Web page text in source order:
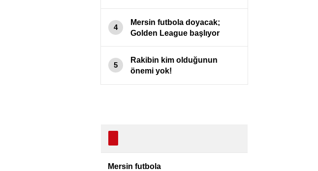
4
Mersin futbola doyacak;
Golden League başlıyor
5
Rakibin kim olduğunun
önemi yok!
Mersin futbola